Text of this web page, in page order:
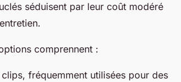
séduisent par leur coût modéré
comprennent :
clips, fréquemment utilisées pour des